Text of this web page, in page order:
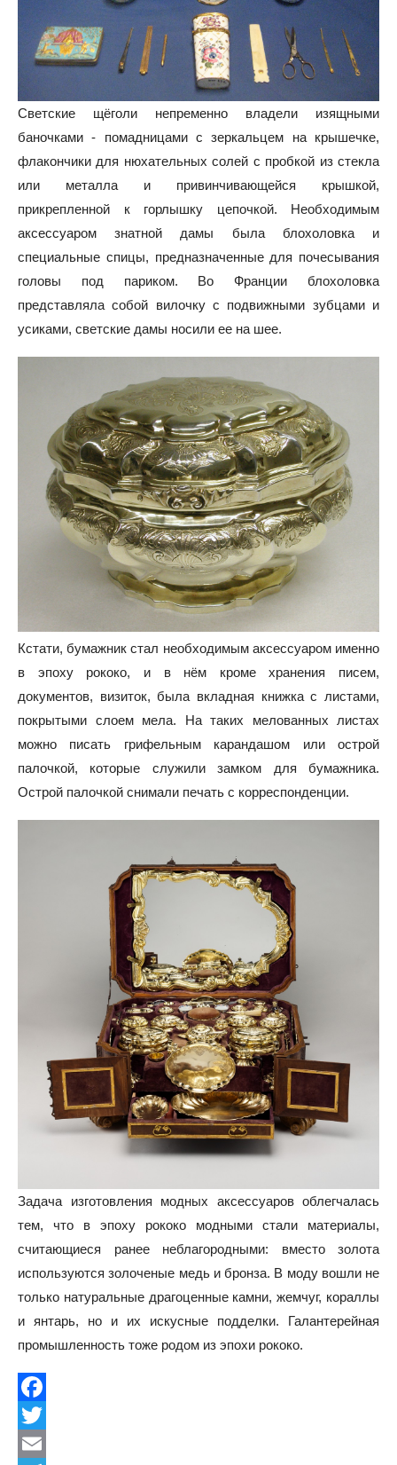
Светские щёголи непременно владели изящными
баночками - помадницами с зеркальцем на крышечке,
флакончики для нюхательных солей с пробкой из стекла
или металла и привинчивающейся крышкой,
прикрепленной к горлышку цепочкой. Необходимым
аксессуаром знатной дамы была блохоловка и
специальные спицы, предназначенные для почесывания
головы под париком. Во Франции блохоловка
представляла собой вилочку с подвижными зубцами и
усиками, светские дамы носили ее на шее.
Кстати, бумажник стал необходимым аксессуаром именно
в эпоху рококо, и в нём кроме хранения писем,
документов, визиток, была вкладная книжка с листами,
покрытыми слоем мела. На таких мелованных листах
можно писать грифельным карандашом или острой
палочкой, которые служили замком для бумажника.
Острой палочкой снимали печать с корреспонденции.
Задача изготовления модных аксессуаров облегчалась
тем, что в эпоху рококо модными стали материалы,
считающиеся ранее неблагородными: вместо золота
используются золоченые медь и бронза. В моду вошли не
только натуральные драгоценные камни, жемчуг, кораллы
и янтарь, но и их искусные подделки. Галантерейная
промышленность тоже родом из эпохи рококо.
Facebook
Twitter